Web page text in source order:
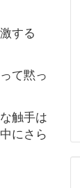
する
て黙っ
触手は
にさら